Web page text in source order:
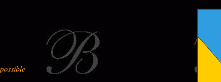
possible